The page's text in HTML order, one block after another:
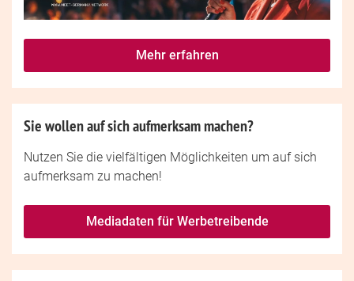
Mehr erfahren
Sie wollen auf sich aufmerksam machen?
Nutzen Sie die vielfältigen Möglichkeiten um auf sich
aufmerksam zu machen!
Mediadaten für Werbetreibende